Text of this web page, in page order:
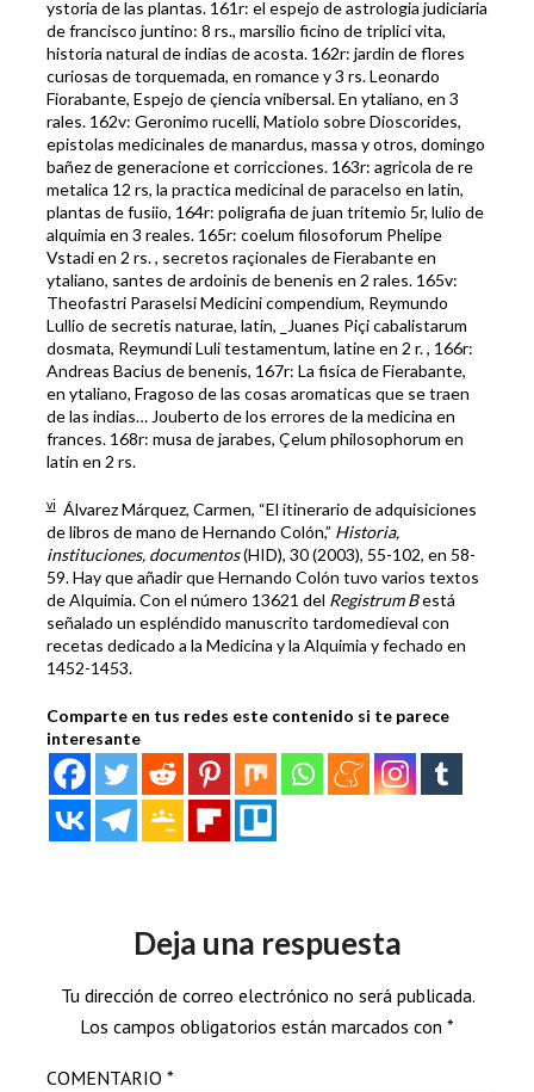
ystoria de las plantas. 161r: el espejo de astrologia judiciaria
de francisco juntino: 8 rs., marsilio ficino de triplici vita,
historia natural de indias de acosta. 162r: jardin de flores
curiosas de torquemada, en romance y 3 rs. Leonardo
Fiorabante, Espejo de çiencia vnibersal. En ytaliano, en 3
rales. 162v: Geronimo rucelli, Matiolo sobre Dioscorides,
epistolas medicinales de manardus, massa y otros, domingo
bañez de generacione et corricciones. 163r: agricola de re
metalica 12 rs, la practica medicinal de paracelso en latin,
plantas de fusiio, 164r: poligrafia de juan tritemio 5r, lulio de
alquimia en 3 reales. 165r: coelum filosoforum Phelipe
Vstadi en 2 rs. , secretos raçionales de Fierabante en
ytaliano, santes de ardoinis de benenis en 2 rales. 165v:
Theofastri Paraselsi Medicini compendium, Reymundo
Lullio de secretis naturae, latin, _Juanes Piçi cabalistarum
dosmata, Reymundi Luli testamentum, latine en 2 r. , 166r:
Andreas Bacius de benenis, 167r: La fisica de Fierabante,
en ytaliano, Fragoso de las cosas aromaticas que se traen
de las indias… Jouberto de los errores de la medicina en
frances. 168r: musa de jarabes, Çelum philosophorum en
latin en 2 rs.
viÁlvarez Márquez, Carmen, “El itinerario de adquisiciones
de libros de mano de Hernando Colón,” Historia,
instituciones, documentos(HID), 30 (2003), 55-102, en 58-
59. Hay que añadir que Hernando Colón tuvo varios textos
de Alquimia. Con el número 13621 del Registrum Bestá
señalado un espléndido manuscrito tardomedieval con
recetas dedicado a la Medicina y la Alquimia y fechado en
1452-1453.
Comparte en tus redes este contenido si te parece
interesante
Deja una respuesta
Tu dirección de correo electrónico no será publicada.
Los campos obligatorios están marcados con *
COMENTARIO *